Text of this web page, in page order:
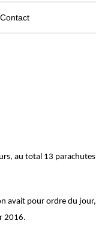
Contact
au total 13 parachutes
avait pour ordre du jour,
2016.